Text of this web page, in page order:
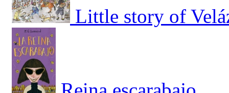
Little story of